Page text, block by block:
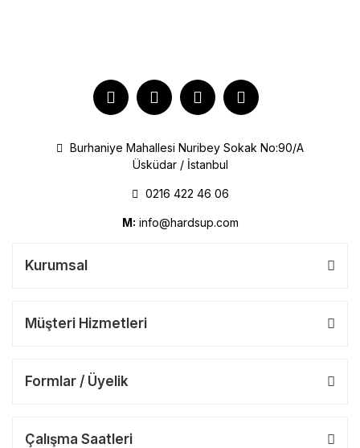
Burhaniye Mahallesi Nuribey Sokak No:90/A
Üsküdar / İstanbul
0216 422 46 06
M: info@hardsup.com
Kurumsal
Müşteri Hizmetleri
Formlar / Üyelik
Çalışma Saatleri